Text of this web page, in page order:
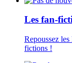
Les fan-
Repoussez
fictions !